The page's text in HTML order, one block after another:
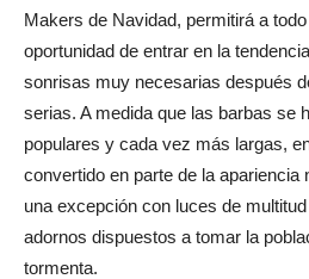
Makers de Navidad, permitirá a
oportunidad de entrar en la
sonrisas muy necesarias después
serias. A medida que las barbas se
populares y cada vez más largas,
convertido en parte de la apariencia
una excepción con luces de
adornos dispuestos a tomar la
tormenta.